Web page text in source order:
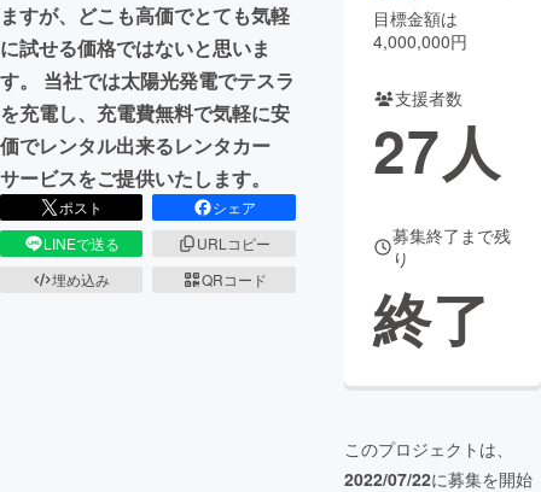
CAMPFIREふるさと納税machi-ya コミュニティ
ますが、どこも高価でとても気軽
に試せる価格ではないと思いま
す。 当社では太陽光発電でテスラ
を充電し、充電費無料で気軽に安
価でレンタル出来るレンタカー
サービスをご提供いたします。
ポスト
シェア
LINEで送る
URLコピー
埋め込み
QRコード
目標金額は
4,000,000円
支援者数
27人
募集終了まで残
り
終了
このプロジェクトは、
2022/07/22に募集を開始